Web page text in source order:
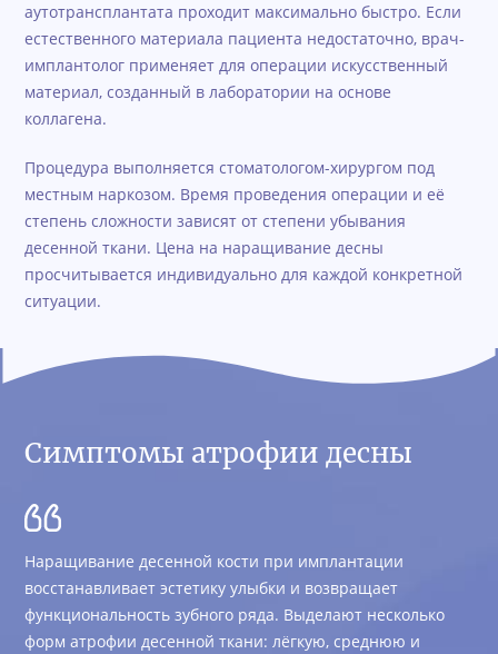
аутотрансплантата проходит максимально быстро. Если
естественного материала пациента недостаточно, врач-
имплантолог применяет для операции искусственный
материал, созданный в лаборатории на основе
коллагена.
Процедура выполняется стоматологом-хирургом под
местным наркозом. Время проведения операции и её
степень сложности зависят от степени убывания
десенной ткани. Цена на наращивание десны
просчитывается индивидуально для каждой конкретной
ситуации.
Симптомы атрофии десны
Наращивание десенной кости при имплантации
восстанавливает эстетику улыбки и возвращает
функциональность зубного ряда. Выделают несколько
форм атрофии десенной ткани: лёгкую, среднюю и